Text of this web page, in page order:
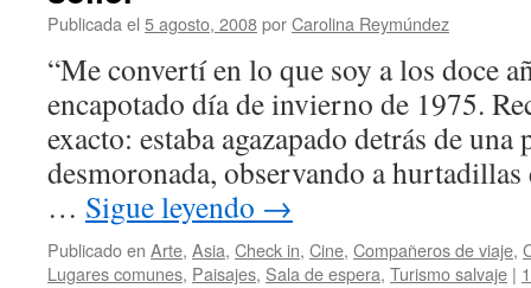
Publicada el 5 agosto, 2008porCarolina Reymúndez
“Me convertí en lo que soy a los doce
encapotado día de invierno de 1975.
exacto: estaba agazapado detrás de una
desmoronada, observando a
… Sigue leyendo →
Publicado en Arte, Asia, Check in, Cine, Compañeros de viaje,
Lugares comunes, Paisajes, Sala de espera, Turismo salvaje |